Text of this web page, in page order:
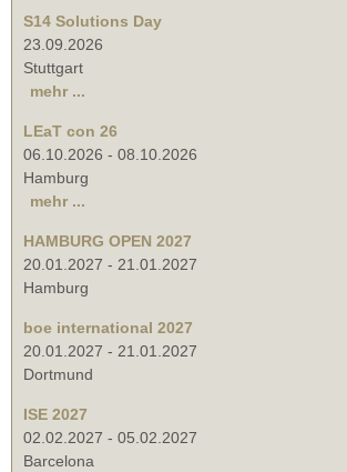
S14 Solutions Day
23.09.2026
Stuttgart
mehr ...
LEaT con 26
06.10.2026 - 08.10.2026
Hamburg
mehr ...
HAMBURG OPEN 2027
20.01.2027 - 21.01.2027
Hamburg
boe international 2027
20.01.2027 - 21.01.2027
Dortmund
ISE 2027
02.02.2027 - 05.02.2027
Barcelona